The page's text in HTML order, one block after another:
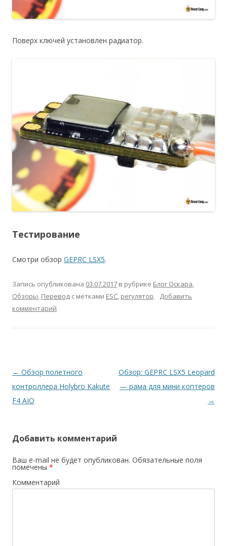
Поверх ключей установлен радиатор.
Тестирование
Смотри обзор GEPRC LSX5.
Запись опубликована 03.07.2017 в рубрике Блог Оскара,
Обзоры, Перевод с метками ESC, регулятор. Добавить
комментарий
Навигация
по
записям
← Обзор полетного
контроллера Holybro Kakute
F4 AIO
Обзор: GEPRC LSX5 Leopard
— рама для мини коптеров
→
Добавить комментарий
Ваш e-mail не будет опубликован. Обязательные поля
помечены *
Комментарий